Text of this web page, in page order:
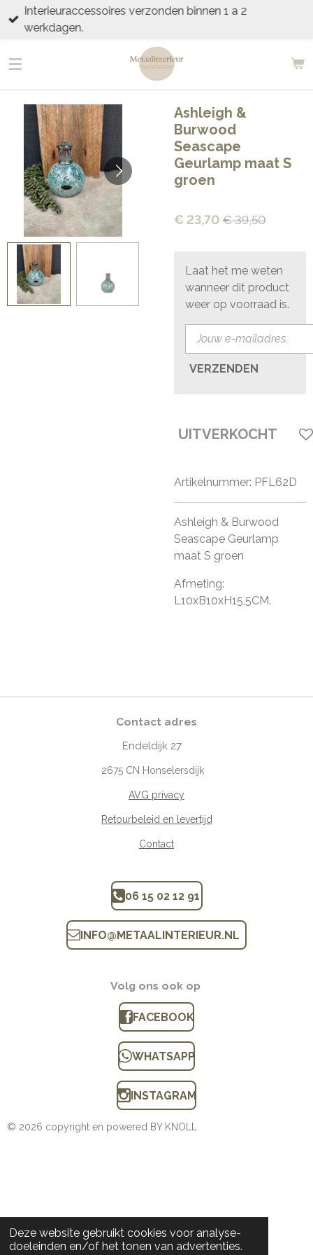
Deze website gebruikt cookies voor analyse-
doeleinden en/of het tonen van advertenties.
Ga
direct
de
Interieuraccessoires verzonden binnen 1 a 2
werkdagen.
Ashleigh &
Burwood
Seascape
Geurlamp maat S
groen
€ 23,70 € 39,50
Laat het me weten
wanneer dit product
weer op voorraad is.
VERZENDEN
UITVERKOCHT
Artikelnummer: PFL62D
Ashleigh & Burwood
Seascape Geurlamp
maat S groen
Afmeting:
L10xB10xH15,5CM.
Contact adres
Endeldijk 27
2675 CN Honselersdijk
AVG privacy
Retourbeleid en levertijd
Contact
06 15 02 12 91
INFO@METAALINTERIEUR.NL
Volg ons ook op
FACEBOOK
WHATSAPP
INSTAGRAM
© 2026 copyright en powered BY KNOLL